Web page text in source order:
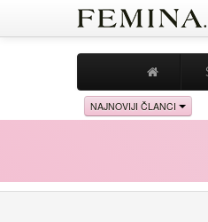
NAJNOVIJI ČLANCI